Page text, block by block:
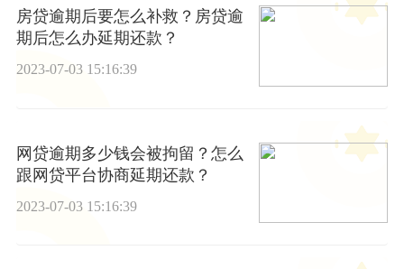
房贷逾期后要怎么补救？房贷逾
期后怎么办延期还款？
2023-07-03 15:16:39
网贷逾期多少钱会被拘留？怎么
跟网贷平台协商延期还款？
2023-07-03 15:16:39